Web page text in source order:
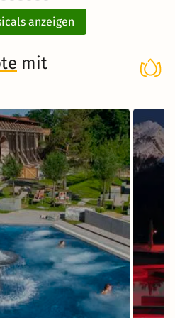
ab
Hotel
Stuttgart
anzeigen
mit